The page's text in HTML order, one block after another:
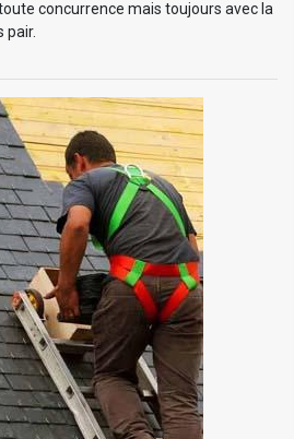
concurrence mais toujours avec la
pair.